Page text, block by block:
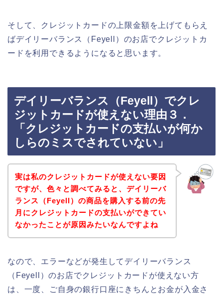
そして、クレジットカードの上限金額を上げてもらえ
ばデイリーバランス（Feyell）のお店でクレジットカ
ードを利用できるようになると思います。
デイリーバランス（Feyell）でクレ
ジットカードが使えない理由３．
「クレジットカードの支払いが何か
しらのミスでされていない」
実は私のクレジットカードが使えない要因
ですが、色々と調べてみると、デイリーバ
ランス（Feyell）の商品を購入する前の先
月にクレジットカードの支払いができてい
なかったことが原因みたいなんですよね
なので、エラーなどが発生してデイリーバランス
（Feyell）のお店でクレジットカードが使えない方
は、一度、ご自身の銀行口座にきちんとお金が入金さ